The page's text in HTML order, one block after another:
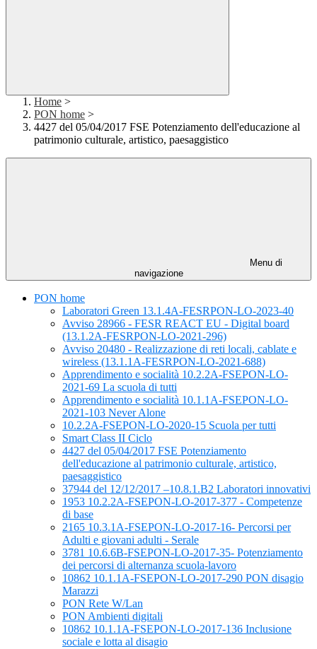
Home >
PON home >
4427 del 05/04/2017 FSE Potenziamento dell'educazione al
patrimonio culturale, artistico, paesaggistico
Menu di
navigazione
PON home
Laboratori Green 13.1.4A-FESRPON-LO-2023-40
Avviso 28966 - FESR REACT EU - Digital board
(13.1.2A-FESRPON-LO-2021-296)
Avviso 20480 - Realizzazione di reti locali, cablate e
wireless (13.1.1A-FESRPON-LO-2021-688)
Apprendimento e socialità 10.2.2A-FSEPON-LO-
2021-69 La scuola di tutti
Apprendimento e socialità 10.1.1A-FSEPON-LO-
2021-103 Never Alone
10.2.2A-FSEPON-LO-2020-15 Scuola per tutti
Smart Class II Ciclo
4427 del 05/04/2017 FSE Potenziamento
dell'educazione al patrimonio culturale, artistico,
paesaggistico
37944 del 12/12/2017 –10.8.1.B2 Laboratori innovativi
1953 10.2.2A-FSEPON-LO-2017-377 - Competenze
di base
2165 10.3.1A-FSEPON-LO-2017-16- Percorsi per
Adulti e giovani adulti - Serale
3781 10.6.6B-FSEPON-LO-2017-35- Potenziamento
dei percorsi di alternanza scuola-lavoro
10862 10.1.1A-FSEPON-LO-2017-290 PON disagio
Marazzi
PON Rete W/Lan
PON Ambienti digitali
10862 10.1.1A-FSEPON-LO-2017-136 Inclusione
sociale e lotta al disagio